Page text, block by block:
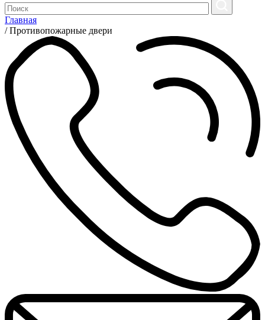
Главная
/ Противопожарные двери